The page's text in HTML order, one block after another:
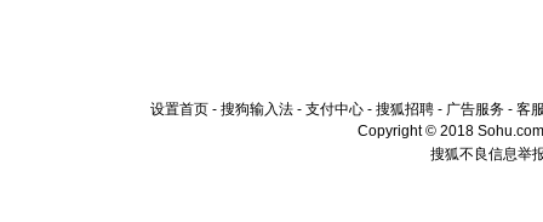
设置首页 - 搜狗输入法 - 支付中心 - 搜狐招聘 - 广告服务 - 客
Copyright © 2018
搜狐不良信息举